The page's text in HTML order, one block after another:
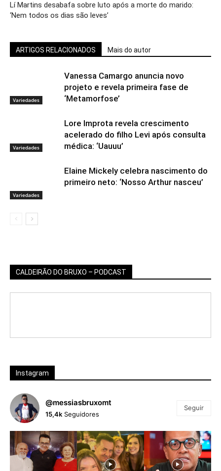
Lí Martins desabafa sobre luto após a morte do marido:
‘Nem todos os dias são leves’
ARTIGOS RELACIONADOS Mais do autor
Variedades
Vanessa Camargo anuncia novo
projeto e revela primeira fase de
‘Metamorfose’
Variedades
Lore Improta revela crescimento
acelerado do filho Levi após consulta
médica: ‘Uauuu’
Variedades
Elaine Mickely celebra nascimento do
primeiro neto: ‘Nosso Arthur nasceu’
CALDEIRÃO DO BRUXO – PODCAST
Instagram
@messiasbruxomt
15,4k Seguidores
Seguir